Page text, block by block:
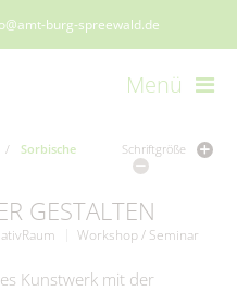
burg-spreewald.de
Menü
Impressum
Cookie-Einstellungen
/
Sorbische
Schriftgröße
GESTALTEN
Workshop / Seminar
Kunstwerk mit der